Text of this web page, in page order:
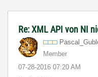
Re: XML API von NI
Member
‎07-28-2016 07:20 AM